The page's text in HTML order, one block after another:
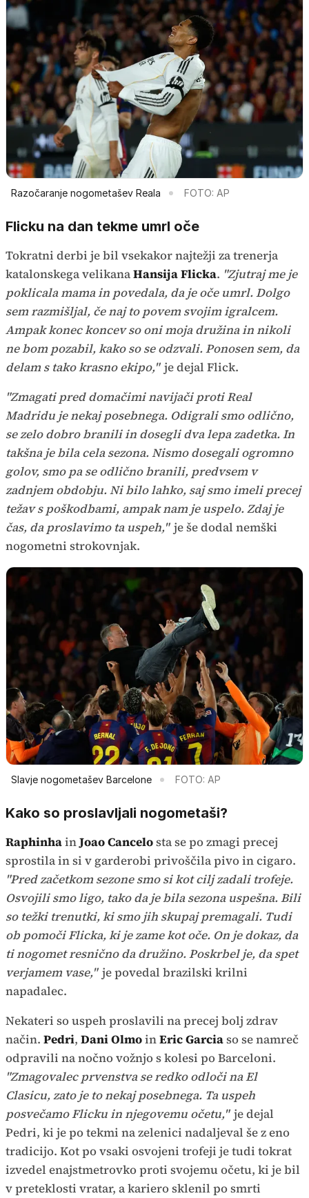
Razočaranje nogometašev Reala FOTO: AP
Flicku na dan tekme umrl oče
Tokratni derbi je bil vsekakor najtežji za trenerja
katalonskega velikanaHansija Flicka. "Zjutraj me je
poklicala mama in povedala, da je oče umrl. Dolgo
sem razmišljal, če naj to povem svojim igralcem.
Ampak konec koncev so oni moja družina in nikoli
ne bom pozabil, kako so se odzvali. Ponosen sem, da
delam s tako krasno ekipo," je dejal Flick.
"Zmagati pred domačimi navijači proti Real
Madridu je nekaj posebnega. Odigrali smo odlično,
se zelo dobro branili in dosegli dva lepa zadetka. In
takšna je bila cela sezona. Nismo dosegali ogromno
golov, smo pa se odlično branili, predvsem v
zadnjem obdobju. Ni bilo lahko, saj smo imeli precej
težav s poškodbami, ampak nam je uspelo. Zdaj je
čas, da proslavimo ta uspeh," je še dodal nemški
nogometni strokovnjak.
Slavje nogometašev Barcelone FOTO: AP
Kako so proslavljali nogometaši?
RaphinhainJoao Cancelosta se po zmagi precej
sprostila in si v garderobi privoščila pivo in cigaro.
"Pred začetkom sezone smo si kot cilj zadali trofeje.
Osvojili smo ligo, tako da je bila sezona uspešna. Bili
so težki trenutki, ki smo jih skupaj premagali. Tudi
ob pomoči Flicka, ki je zame kot oče. On je dokaz, da
ti nogomet resnično da družino. Poskrbel je, da spet
verjamem vase," je povedal brazilski krilni
napadalec.
Nekateri so uspeh proslavili na precej bolj zdrav
način. Pedri, Dani OlmoinEric Garciaso se namreč
odpravili na nočno vožnjo s kolesi po Barceloni.
"Zmagovalec prvenstva se redko odloči na El
Clasicu, zato je to nekaj posebnega. Ta uspeh
posvečamo Flicku in njegovemu očetu," je dejal
Pedri, ki je po tekmi na zelenici nadaljeval še z eno
tradicijo. Kot po vsaki osvojeni trofeji je tudi tokrat
izvedel enajstmetrovko proti svojemu očetu, ki je bil
v preteklosti vratar, a kariero sklenil po smrti